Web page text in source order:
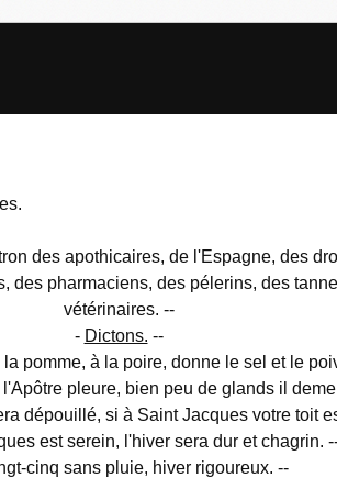
des apothicaires, de l'Espagne, des
des pharmaciens, des pélerins, des
vétérinaires. --
- Dictons. --
pomme, à la poire, donne le sel et le
pleure, bien peu de glands il
dépouillé, si à Saint Jacques votre toit
est serein, l'hiver sera dur et chagrin.
cinq sans pluie, hiver rigoureux. --